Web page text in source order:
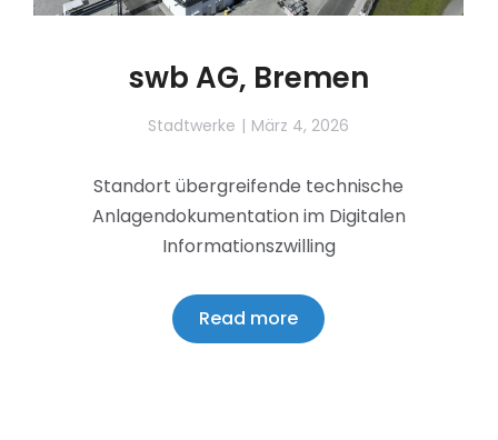
swb AG, Bremen
Stadtwerke März 4, 2026
Standort übergreifende technische
Anlagendokumentation im Digitalen
Informationszwilling
Read more